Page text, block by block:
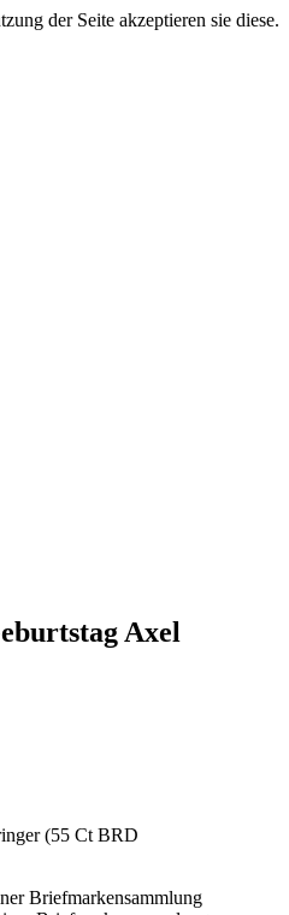
der Seite akzeptieren sie diese.
Axel
(55 Ct BRD